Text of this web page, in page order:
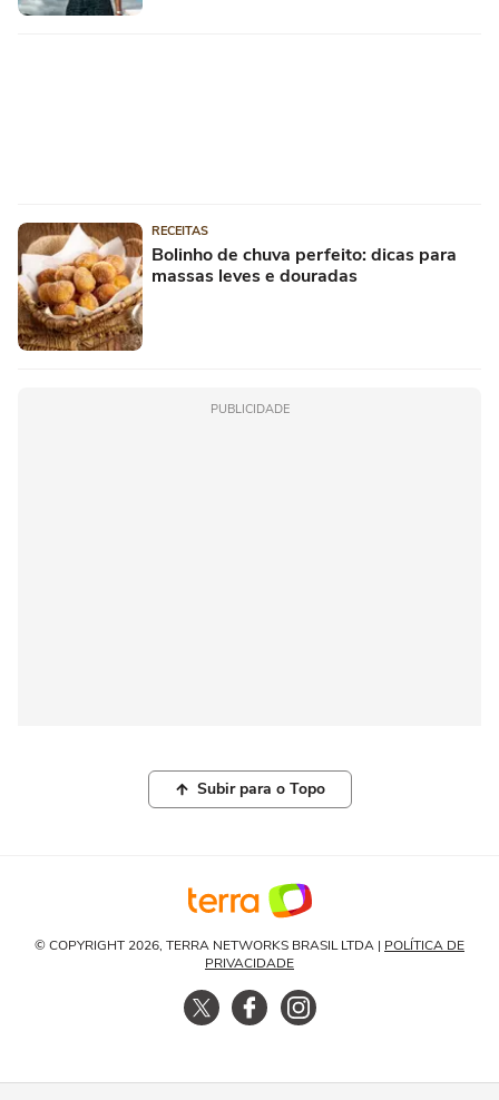
RECEITAS
Bolinho de chuva perfeito: dicas para
massas leves e douradas
PUBLICIDADE
Subir para o Topo
© COPYRIGHT 2026, TERRA NETWORKS BRASIL LTDA | POLÍTICA DE
PRIVACIDADE